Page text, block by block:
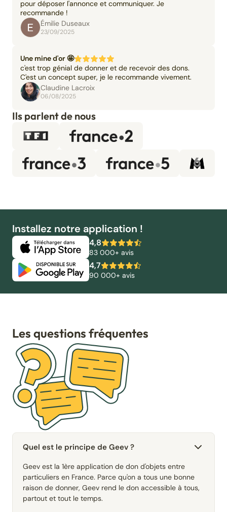
pour déposer l'annonce et communiquer. Je
recommande !
Émilie Duseaux
23/09/2025
Une mine d'or 🤩
c'est trop génial de donner et de recevoir des dons.
C'est un concept super, je le recommande vivement.
Claudine Lacroix
06/08/2025
Ils parlent de nous
Installez notre application !
4,8
83 000+ avis
4,7
90 000+ avis
Les questions fréquentes
Quel est le principe de Geev ?
Geev est la 1ère application de don d'objets entre
particuliers en France. Parce qu'on a tous une bonne
raison de donner, Geev rend le don accessible à tous,
partout et tout le temps.